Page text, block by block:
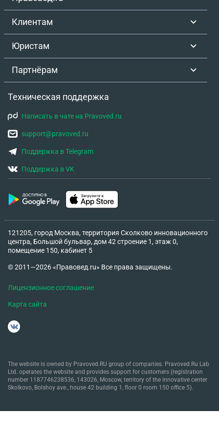
Клиентам
Юристам
Партнёрам
Техническая поддержка
Написать в чате на Pravoved.ru
support@pravoved.ru
Поддержка в Telegram
Поддержка в VK
121205, город Москва, территория Сколково инновационного
центра, Большой бульвар, дом 42 строение 1, этаж 0,
помещение 150, кабинет 5
© 2011—2026 «Правовед.ru» Все права защищены.
Лицензионное соглашение
Карта сайта
The website is owned by Pravoved.RU group of companies. Pravoved.Ru Lab
Ltd. operates the website and provides support for customers (registration
number 1187746238536, 143026, Moscow, territory of the innovative center
Skolkovo, Bolshoy ave., house 42 building 1, floor 0 room 150 office 5).